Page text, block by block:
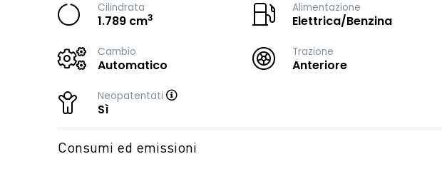
Cilindrata
1.789 cm3
Alimentazione
Elettrica/Benzina
Cambio
Automatico
Trazione
Anteriore
Neopatentati
Sì
Consumi ed emissioni